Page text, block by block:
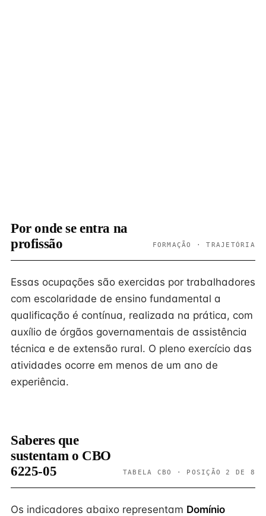
Por onde se entra na
profissão
FORMAÇÃO · TRAJETÓRIA
Essas ocupações são exercidas por trabalhadores
com escolaridade de ensino fundamental a
qualificação é contínua, realizada na prática, com
auxílio de órgãos governamentais de assistência
técnica e de extensão rural. O pleno exercício das
atividades ocorre em menos de um ano de
experiência.
Saberes que
sustentam o CBO
6225-05
TABELA CBO · POSIÇÃO 2 DE 8
Os indicadores abaixo representam Domínio